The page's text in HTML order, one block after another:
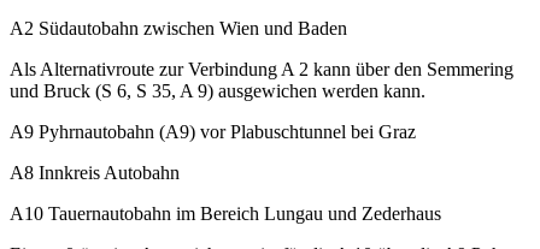
A2 Südautobahn zwischen Wien und Baden
Als Alternativroute zur Verbindung A 2 kann über den Semmering
und Bruck (S 6, S 35, A 9) ausgewichen werden kann.
A9 Pyhrnautobahn (A9) vor Plabuschtunnel bei Graz
A8 Innkreis Autobahn
A10 Tauernautobahn im Bereich Lungau und Zederhaus